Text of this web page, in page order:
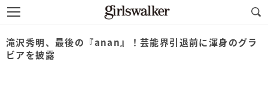
滝沢秀明、最後の『anan』！芸能界引退前に渾身のグラ
ビアを披露